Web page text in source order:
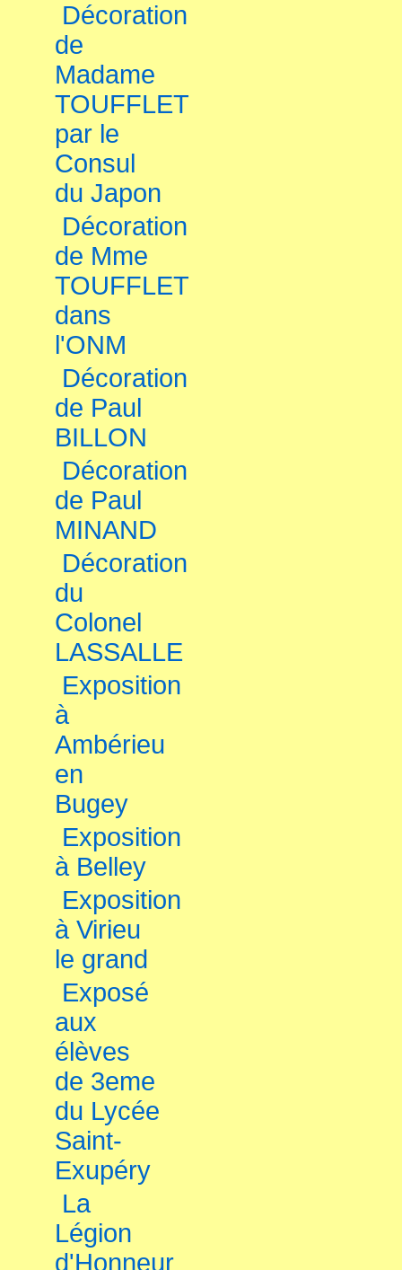
Décoration
de
Madame
TOUFFLET
par le
Consul
du Japon
Décoration
de Mme
TOUFFLET
dans
l'ONM
Décoration
de Paul
BILLON
Décoration
de Paul
MINAND
Décoration
du
Colonel
LASSALLE
Exposition
à
Ambérieu
en
Bugey
Exposition
à Belley
Exposition
à Virieu
le grand
Exposé
aux
élèves
de 3eme
du Lycée
Saint-
Exupéry
La
Légion
d'Honneur